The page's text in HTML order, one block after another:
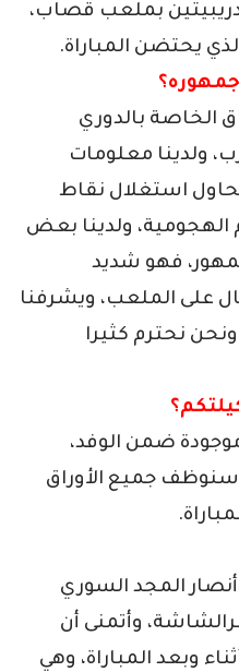
بملعب قصاب،
يحتضن المباراة.
الخاصة بالدوري
ولدينا معلومات
استغلال نقاط
ولدينا بعض
فهو شديد
على الملعب، ويشرفنا
نحترم كثيرا
ضمن الوفد،
جميع الأوراق
المجد السوري
وأتمنى أن
وبعد المباراة، وهي